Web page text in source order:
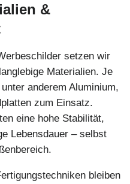
&
setzen wir
Materialien. Je
anderem Aluminium,
zum Einsatz.
eine hohe Stabilität,
Lebensdauer – selbst
bleiben